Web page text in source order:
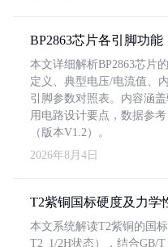
BP2863芯片各引脚功能
本文详细解析BP2863芯片
定义、典型电压/电流值、
引脚参数对照表。内容涵
用电路设计要点，数据参
（版本V1.2）。
2026年8月4日
T2紫铜国标硬度及力学
本文系统解读T2紫铜的国
T2_1/2H状态），结合GB/